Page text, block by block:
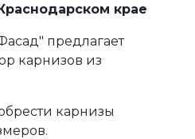
крае
предлагает
карнизов из
карнизы